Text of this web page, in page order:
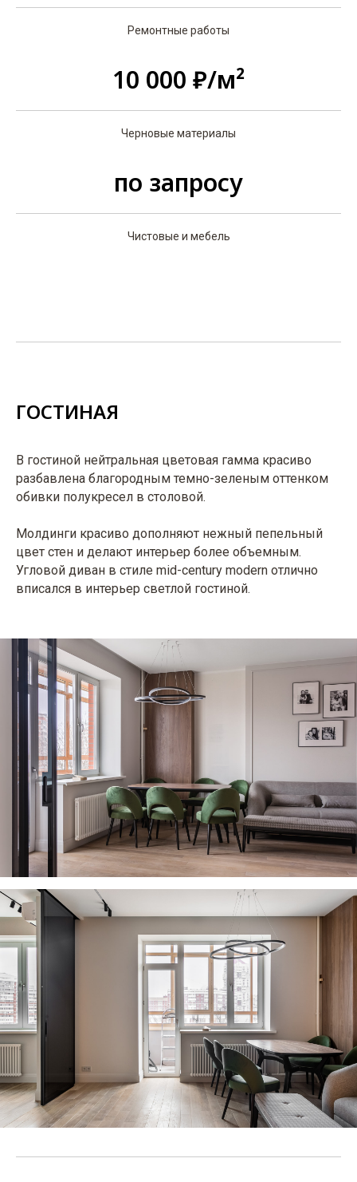
Ремонтные работы
10 000 ₽/м²
Черновые материалы
по запросу
Чистовые и мебель
ГОСТИНАЯ
В гостиной нейтральная цветовая гамма красиво
разбавлена благородным темно-зеленым оттенком
обивки полукресел в столовой.
Молдинги красиво дополняют нежный пепельный
цвет стен и делают интерьер более объемным.
Угловой диван в стиле mid-century modern отлично
вписался в интерьер светлой гостиной.